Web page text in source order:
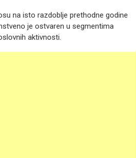
na isto razdoblje prethodne godine
je ostvaren u segmentima
aktivnosti.